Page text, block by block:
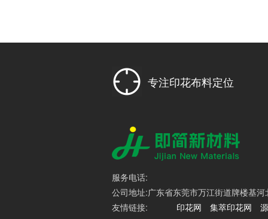
专注印花布料定位
服务电话:
公司地址:广东省东莞市万江街道牌楼基
友情链接:
印花网 集萃印花网